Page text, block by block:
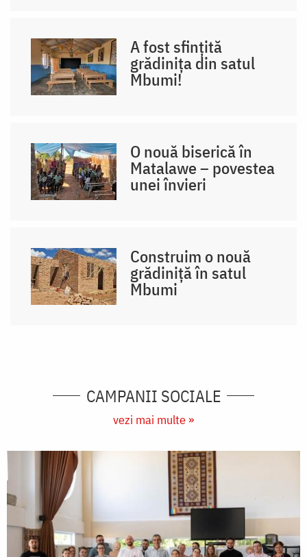
A fost sfințită
grădinița din satul
Mbumi!
O nouă biserică în
Matalawe – povestea
unei învieri
Construim o nouă
grădiniță în satul
Mbumi
CAMPANII SOCIALE
vezi mai multe »